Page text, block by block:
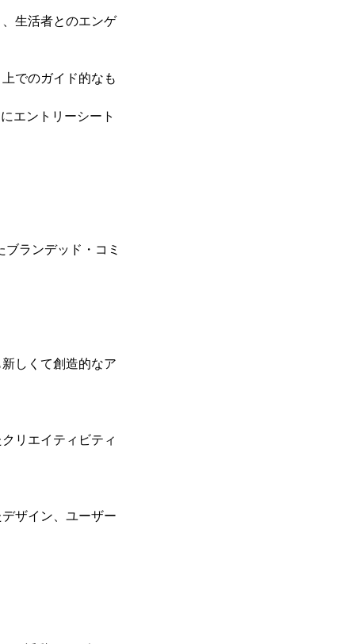
生活者とのエンゲ
でのガイド的なも
エントリーシート
ランデッド・コミ
しくて創造的なア
リエイティビティ
ザイン、ユーザー